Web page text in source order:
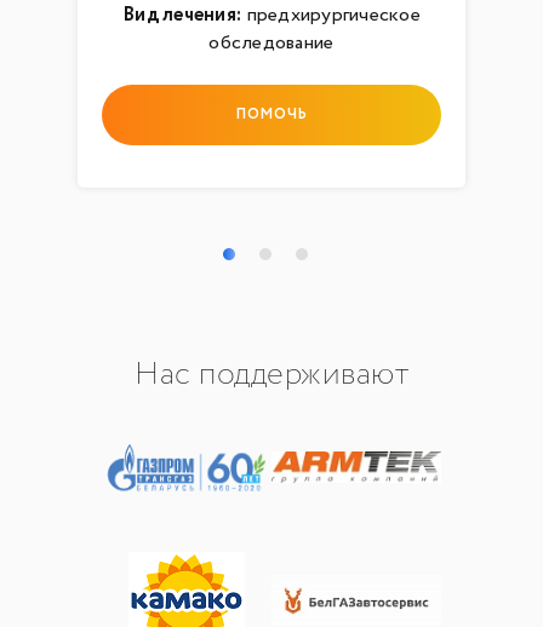
Вид лечения: предхирургическое
обследование
ПОМОЧЬ
Нас поддерживают